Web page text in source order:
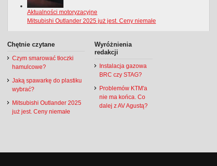
Chętnie czytane
Czym smarować tłoczki
hamulcowe?
Jaką spawarkę do plastiku
wybrać?
Mitsubishi Outlander 2025
już jest. Ceny niemałe
Wyróżnienia
redakcji
Instalacja gazowa
BRC czy STAG?
Problemów KTM'a
nie ma końca. Co
dalej z AV Agustą?